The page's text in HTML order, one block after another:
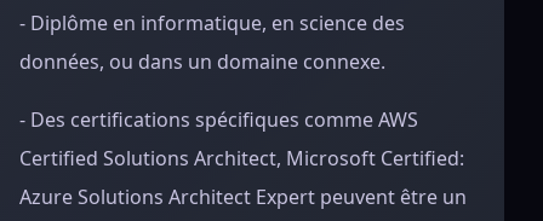
- Diplôme en informatique, en science des
données, ou dans un domaine connexe.
- Des certifications spécifiques comme AWS
Certified Solutions Architect, Microsoft Certified:
Azure Solutions Architect Expert peuvent être un